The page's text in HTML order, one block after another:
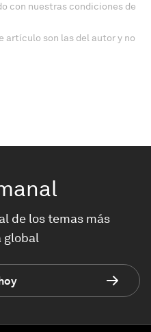
con nuestras condiciones de
artículo son las del autor y no
de los temas más
global